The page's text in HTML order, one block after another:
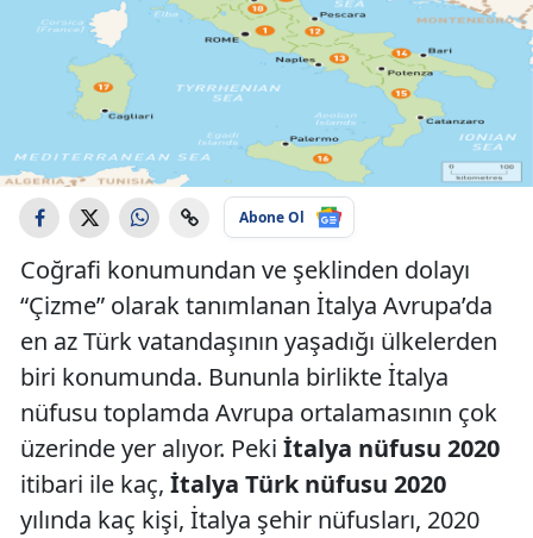
Abone Ol
Coğrafi konumundan ve şeklinden dolayı
“Çizme” olarak tanımlanan İtalya Avrupa’da
en az Türk vatandaşının yaşadığı ülkelerden
biri konumunda. Bununla birlikte İtalya
nüfusu toplamda Avrupa ortalamasının çok
üzerinde yer alıyor. Peki İtalya nüfusu 2020
itibari ile kaç, İtalya Türk nüfusu 2020
yılında kaç kişi, İtalya şehir nüfusları, 2020